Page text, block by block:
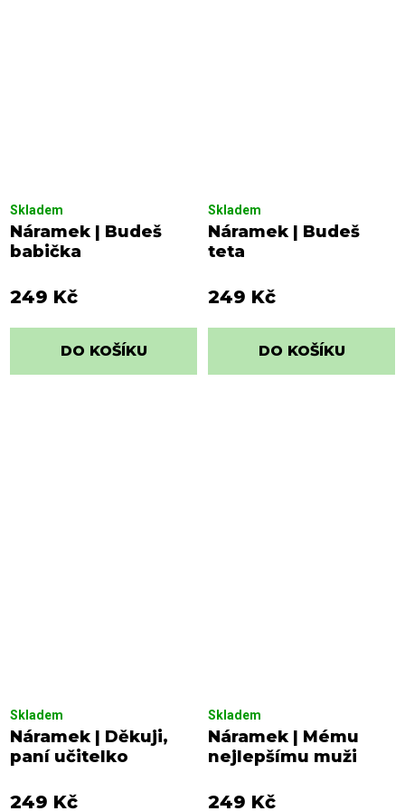
Náramek | Budeš
babička
Skladem
249 Kč
DO KOŠÍKU
Náramek | Budeš
teta
Skladem
249 Kč
DO KOŠÍKU
Náramek | Děkuji,
paní učitelko
Skladem
249 Kč
Náramek | Mému
nejlepšímu muži
Skladem
249 Kč